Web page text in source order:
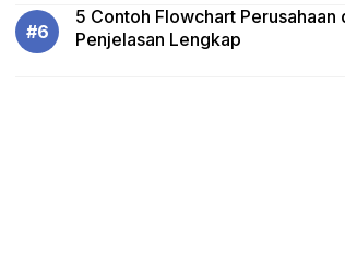
5 Contoh Flowchart Perusahaan
Penjelasan Lengkap